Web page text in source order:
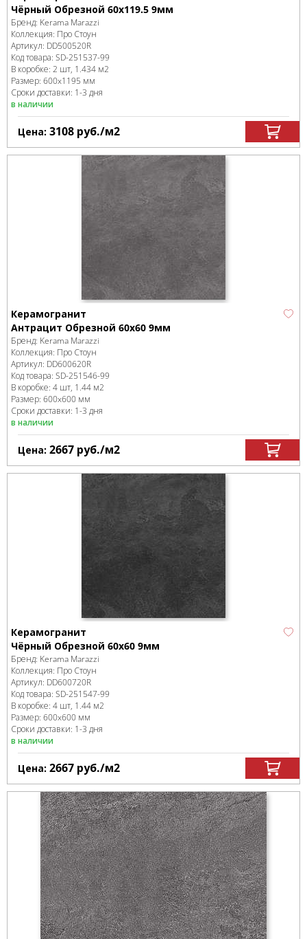
Чёрный Обрезной 60x119.5 9мм
Бренд: Kerama Marazzi
Коллекция: Про Стоун
Артикул: DD500520R
Код товара: SD-251537-99
В коробке: 2 шт, 1.434 м2
Размер: 600x1195 мм
Сроки доставки: 1-3 дня
в наличии
Цена: 3108 руб./м2
Керамогранит
Антрацит Обрезной 60x60 9мм
Бренд: Kerama Marazzi
Коллекция: Про Стоун
Артикул: DD600620R
Код товара: SD-251546-99
В коробке: 4 шт, 1.44 м2
Размер: 600x600 мм
Сроки доставки: 1-3 дня
в наличии
Цена: 2667 руб./м2
Керамогранит
Чёрный Обрезной 60x60 9мм
Бренд: Kerama Marazzi
Коллекция: Про Стоун
Артикул: DD600720R
Код товара: SD-251547-99
В коробке: 4 шт, 1.44 м2
Размер: 600x600 мм
Сроки доставки: 1-3 дня
в наличии
Цена: 2667 руб./м2